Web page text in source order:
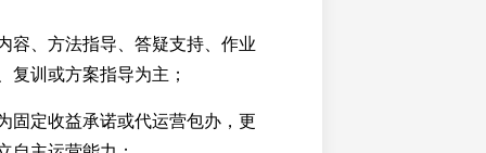
容、方法指导、答疑支持、作业
复训或方案指导为主；
固定收益承诺或代运营包办，更